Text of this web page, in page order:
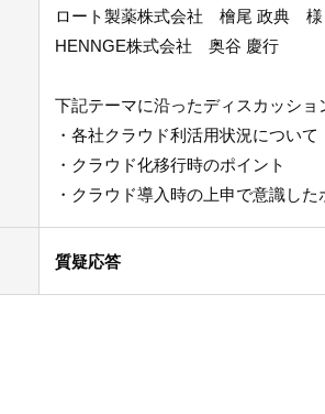
ロート製薬株式会社 檜尾 政典 様
HENNGE株式会社 奥谷 慶行
下記テーマに沿ったディスカッショ
・各社クラウド利活用状況について
・クラウド化移行時のポイント
・クラウド導入時の上申で意識し
質疑応答